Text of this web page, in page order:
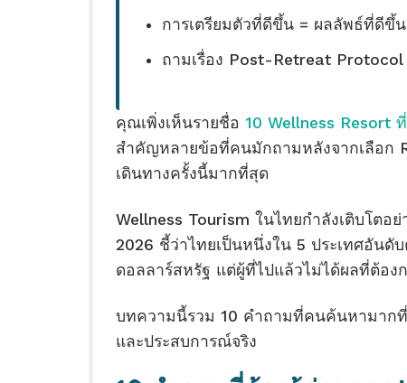
การเตรียมตัวที่ดีขึ้น = ผลลัพธ์ที่ดีขึ้
ถามเรื่อง Post-Retreat
คุณเพิ่งเห็นรายชื่อ10 Wellness Resort
สำคัญหลายข้อที่คนมักถามหลังจากเลือก
เดินทางครั้งนี้มากที่สุด
Wellness Tourism ในไทยกำลังเติบโต
2026 ชี้ว่าไทยเป็นหนึ่งใน 5 ประเทศอัน
ดอลลาร์สหรัฐ แต่ผู้ที่ไปแล้วไม่ได้ผลที่ต้อง
บทความนี้รวม 10 คำถามที่คนค้นหามาก
และประสบการณ์จริง